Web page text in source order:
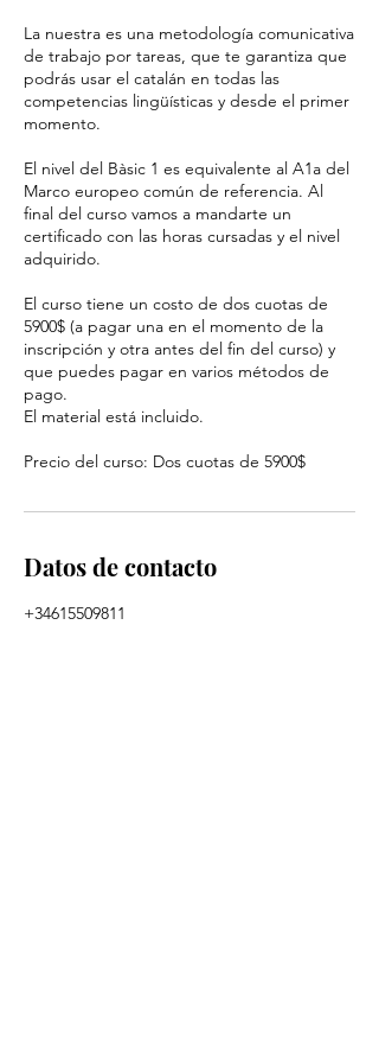
La nuestra es una metodología comunicativa
de trabajo por tareas, que te garantiza que
podrás usar el catalán en todas las
competencias lingüísticas y desde el primer
momento. ​
El nivel del Bàsic 1 es equivalente al A1a del
Marco europeo común de referencia. Al
final del curso vamos a mandarte un
certificado con las horas cursadas y el nivel
adquirido. ​
El curso tiene un costo de dos cuotas de
5900$ (a pagar una en el momento de la
inscripción y otra antes del fin del curso) y
que puedes pagar en varios métodos de
pago.
El material está incluido.
Precio del curso: Dos cuotas de 5900$
Datos de contacto
+34615509811